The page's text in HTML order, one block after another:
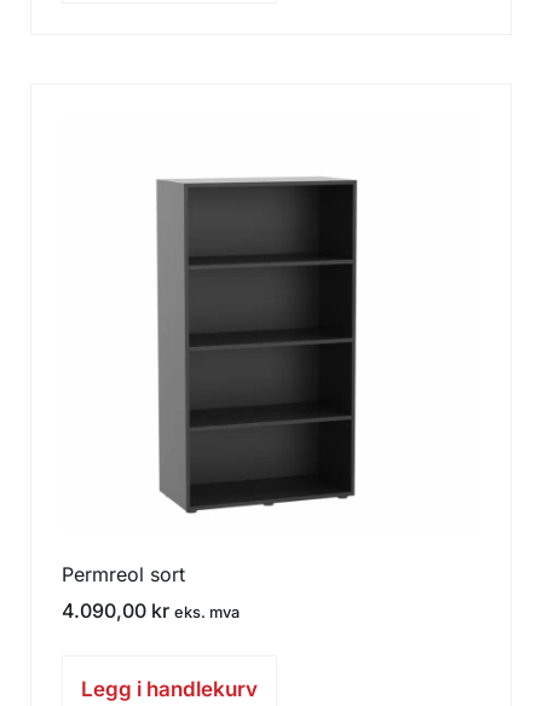
Permreol sort
4.090,00 kr eks. mva
Legg i handlekurv